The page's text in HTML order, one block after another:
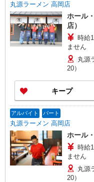
丸源ラーメン 高岡店
ホール
店）
時給
ません
丸源
20）
キープ
アルバイト パート
丸源ラーメン 高岡店
ホール
時給
ません
丸源
20）